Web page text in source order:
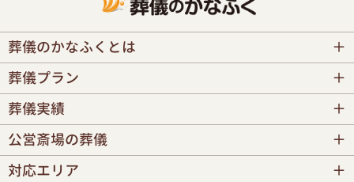
葬儀のかなふくとは
葬儀プラン
葬儀実績
公営斎場の葬儀
対応エリア